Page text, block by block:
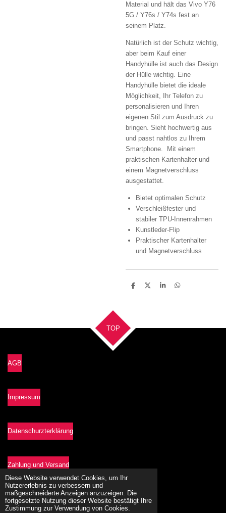
Diese Website verwendet Cookies, um Ihr
Nutzererlebnis zu verbessern und
maßgeschneiderte Anzeigen anzuzeigen. Die
fortgesetzte Nutzung dieser Website bestätigt Ihre
Zustimmung zur Verwendung von Cookies.
Material und hält das Vivo Y76
5G / Y76s / Y74s fest an
seinem Platz.
Natürlich ist der Schutz wichtig,
aber beim Kauf einer
Handyhülle ist auch das Design
der Hülle wichtig. Eine
Handyhülle bietet die ideale
Möglichkeit, Ihr Telefon zu
personalisieren und Ihren
eigenen Stil zum Ausdruck zu
bringen. Sieht hochwertig aus
und passt nahtlos zu Ihrem
Smartphone.
Mit einem
praktischen Kartenhalter und
einem Magnetverschluss
ausgestattet.
Bietet optimalen Schutz
Verschleißfester und
stabiler TPU-Innenrahmen
Kunstleder-Flip
Praktischer Kartenhalter
und Magnetverschluss
T
T
T
T
TOP
AGB
Impressum
Datenschurzterklärung
Zahlung und Versand
Vetrag widerrufen